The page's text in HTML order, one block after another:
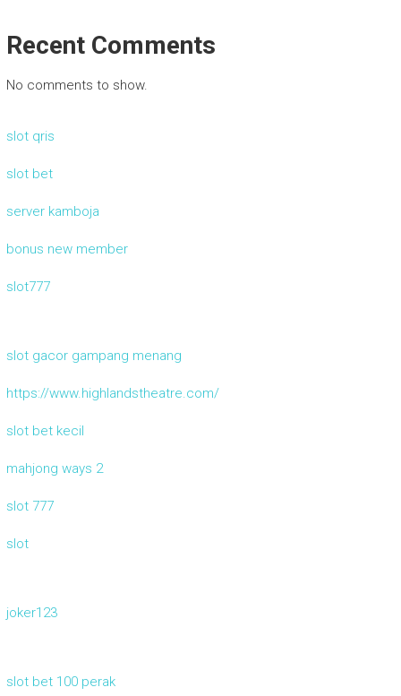
Recent Comments
No comments to show.
slot qris
slot bet
server kamboja
bonus new member
slot777
slot gacor gampang menang
https://www.highlandstheatre.com/
slot bet kecil
mahjong ways 2
slot 777
slot
joker123
slot bet 100 perak